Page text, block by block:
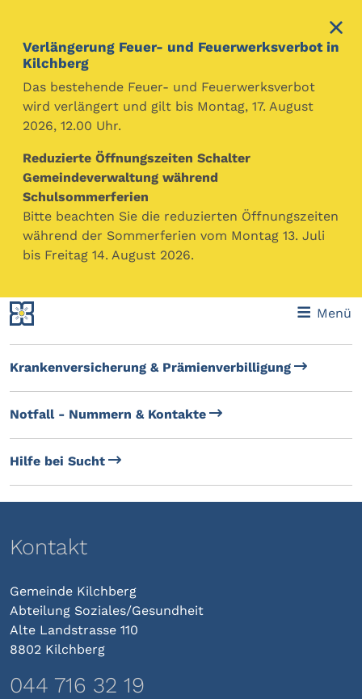
Verlängerung Feuer- und Feuerwerksverbot in
Kilchberg
Das bestehende Feuer- und Feuerwerksverbot
wird verlängert und gilt bis Montag, 17. August
2026, 12.00 Uhr.
Reduzierte Öffnungszeiten Schalter
Gemeindeverwaltung während
Schulsommerferien
Bitte beachten Sie die reduzierten Öffnungszeiten
während der Sommerferien vom Montag 13. Juli
bis Freitag 14. August 2026.
Menü
Gemeinde Kilchberg
Ob Gesundheitsversorgung, Prävention oder wichtige
Informationen zum Vorgehen bei Unfällen oder
(medizinischen) Notfällen. Diverse Einrichtungen,
Institutionen und Beratungsstellen stehen Ihnen in
und um Kilchberg zur Seite.
Spitex, Heime & Pflegefinanzierung
Krankenversicherung & Prämienverbilligung
Notfall - Nummern & Kontakte
Hilfe bei Sucht
Kontakt
Gemeinde Kilchberg
Abteilung Soziales/Gesundheit
Alte Landstrasse 110
8802 Kilchberg
044 716 32 19